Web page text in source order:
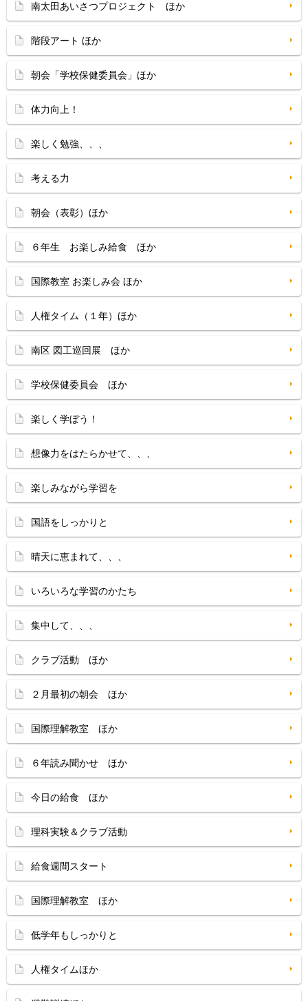
南太田あいさつプロジェクト ほか
階段アート ほか
朝会「学校保健委員会」ほか
体力向上！
楽しく勉強、、、
考える力
朝会（表彰）ほか
６年生 お楽しみ給食 ほか
国際教室 お楽しみ会 ほか
人権タイム（１年）ほか
南区 図工巡回展 ほか
学校保健委員会 ほか
楽しく学ぼう！
想像力をはたらかせて、、、
楽しみながら学習を
国語をしっかりと
晴天に恵まれて、、、
いろいろな学習のかたち
集中して、、、
クラブ活動 ほか
２月最初の朝会 ほか
国際理解教室 ほか
６年読み聞かせ ほか
今日の給食 ほか
理科実験＆クラブ活動
給食週間スタート
国際理解教室 ほか
低学年もしっかりと
人権タイムほか